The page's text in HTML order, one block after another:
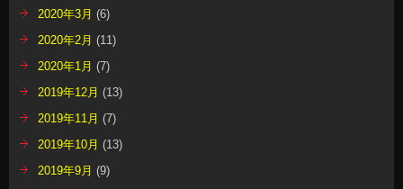
2020年3月 (6)
2020年2月 (11)
2020年1月 (7)
2019年12月 (13)
2019年11月 (7)
2019年10月 (13)
2019年9月 (9)